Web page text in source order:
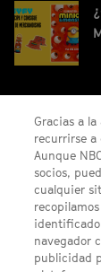
Síguenos
Gracias a
recurrirse a
Aunque
socios,
cualquier
navegador
publicidad